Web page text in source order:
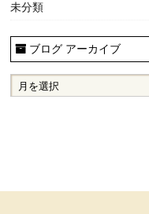
未分類
ブログ アーカイブ